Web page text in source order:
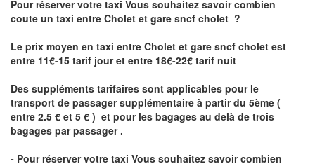
Pour réserver votre taxi Vous souhaitez savoircombien
coute un taxi entre Cholet et gare sncf cholet ?
Le prix moyen en taxi entre Cholet et gare sncf cholet est
entre 11€-15 tarif jour et entre 18€-22€ tarif nuit
Des suppléments tarifaires sont applicables pour le
transport de passager supplémentaire à partir du 5ème (
entre 2.5 € et 5 € ) et pour les bagages au delà de trois
bagages par passager .
- Pour réserver votre taxi Vous souhaitez savoircombien